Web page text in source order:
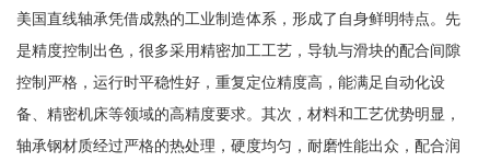
美国直线轴承凭借成熟的工业制造体系，形成了自身鲜明特点。先
是精度控制出色，很多采用精密加工工艺，导轨与滑块的配合间隙
控制严格，运行时平稳性好，重复定位精度高，能满足自动化设
备、精密机床等领域的高精度要求。其次，材料和工艺优势明显，
轴承钢材质经过严格的热处理，硬度均匀，耐磨性能出众，配合润